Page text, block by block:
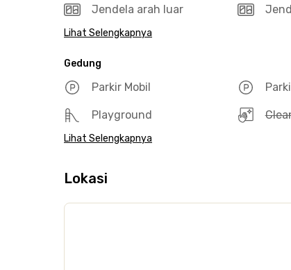
Jendela arah luar
Lihat Selengkapnya
Gedung
Parkir Mobil
Playground
Lihat Selengkapnya
Lokasi